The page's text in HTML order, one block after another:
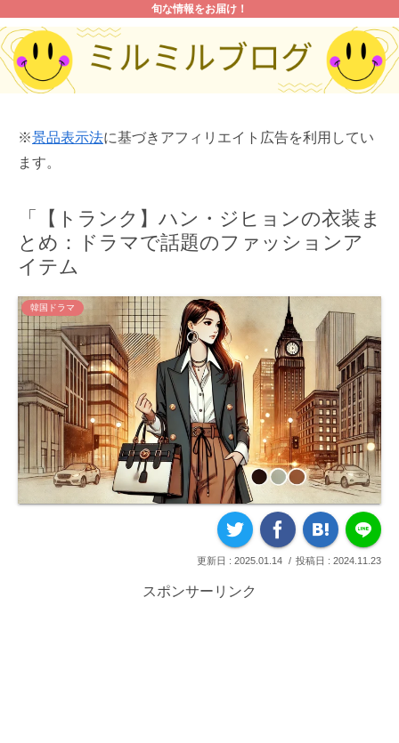
旬な情報をお届け！
※景品表示法に基づきアフィリエイト広告を利用してい
ます。
「【トランク】ハン・ジヒョンの衣装ま
とめ：ドラマで話題のファッションア
イテム
韓国ドラマ
2025.01.14 2024.11.23
スポンサーリンク